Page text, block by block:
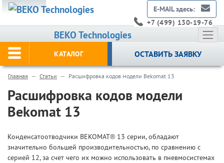
BEKO Technologies
E-MAIL здесь:
+7 (499) 130-19-76
КАТАЛОГ ОСТАВИТЬ ЗАЯВКУ
Главная Статьи Расшифровка кодов модели Bekomat 13
Расшифровка кодов модели
Bekomat 13
Конденсатоотводчики BEKOMAT® 13 серии, обладают
значительно большей производительностью, по сравнению с
серией 12, за счет чего их можно использовать в пневмосистемах